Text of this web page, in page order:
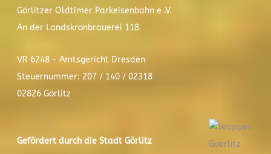
Görlitzer Oldtimer Parkeisenbahn e .V.
An der Landskronbrauerei 118
VR 6248 - Amtsgericht Dresden
Steuernummer: 207 / 140 / 02318
02826 Görlitz
Gefördert durch die Stadt Görlitz